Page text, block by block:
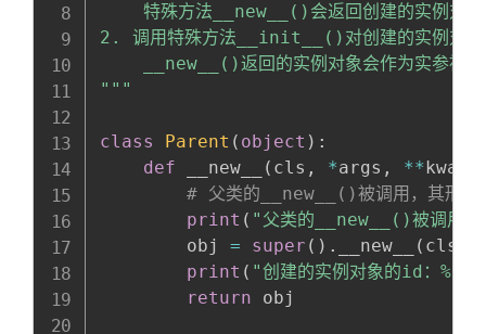
    特殊方法__new__()会返回创建的实例对象
2. 调用特殊方法__init__()对创建的实例对象
__new__()返回的实例对象会作为实参被
"""
class Parent ( object ) :
def __new__ ( cls , *args , **
# 父类的__new__()被调用，其形
print ( "父类的__new__()被调用
        obj
= super ( ) . __new__ ( cls
print ( "创建的实例对象的id：%s"
return obj